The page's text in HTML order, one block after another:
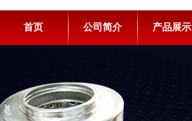
首页 公司简介 产品展示